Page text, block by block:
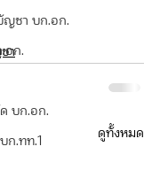
ญชา บก.อก.
.อก.
บก.อก.
.ทท.1
า
ดูทั้งหมด